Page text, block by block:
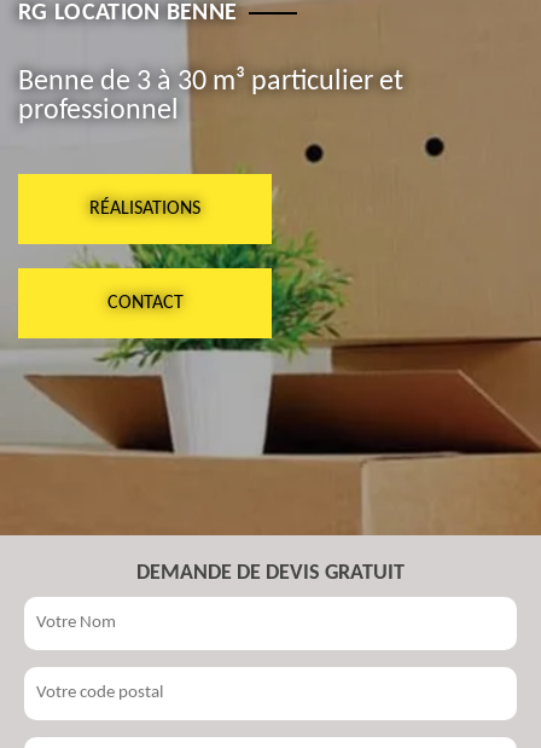
RG LOCATION BENNE
Benne de 3 à 30 m³ particulier et
professionnel
RÉALISATIONS
CONTACT
DEMANDE DE DEVIS GRATUIT